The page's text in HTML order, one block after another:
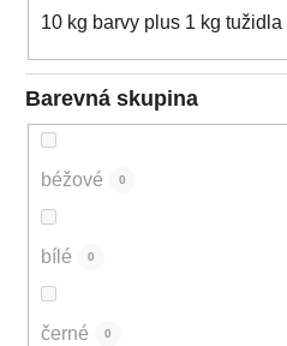
10 kg barvy plus 1 kg
Barevná skupina
béžové 0
bílé 0
černé 0